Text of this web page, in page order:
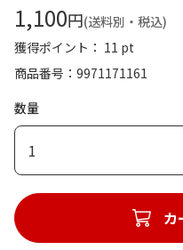
1,100円(送料別・税込)
獲得ポイント： 11 pt
商品番号
9971171161
数量
1
カ